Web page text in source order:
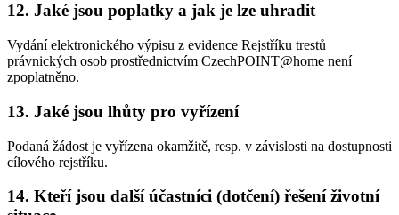
12. Jaké jsou poplatky a jak je lze uhradit
Vydání elektronického výpisu z evidence Rejstříku trestů
právnických osob prostřednictvím CzechPOINT@home není
zpoplatněno.
13. Jaké jsou lhůty pro vyřízení
Podaná žádost je vyřízena okamžitě, resp. v závislosti na dostupnosti
cílového rejstříku.
14. Kteří jsou další účastníci (dotčení) řešení životní